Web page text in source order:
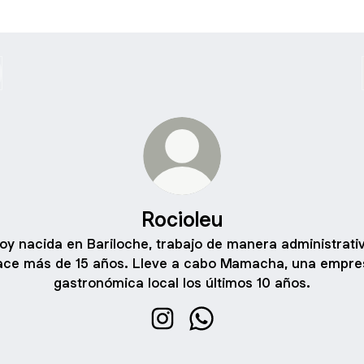
Rocioleu
nacida en Bariloche, trabajo de manera
más de 15 años. Lleve a cabo Mamacha, una
gastronómica local los últimos 10 años.